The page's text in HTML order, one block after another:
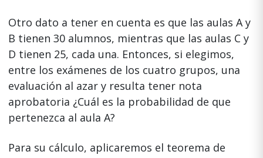
Otro dato a tener en cuenta es que las aulas A y
B tienen 30 alumnos, mientras que las aulas C y
D tienen 25, cada una. Entonces, si elegimos,
entre los exámenes de los cuatro grupos, una
evaluación al azar y resulta tener nota
aprobatoria ¿Cuál es la probabilidad de que
pertenezca al aula A?
Para su cálculo, aplicaremos el teorema de